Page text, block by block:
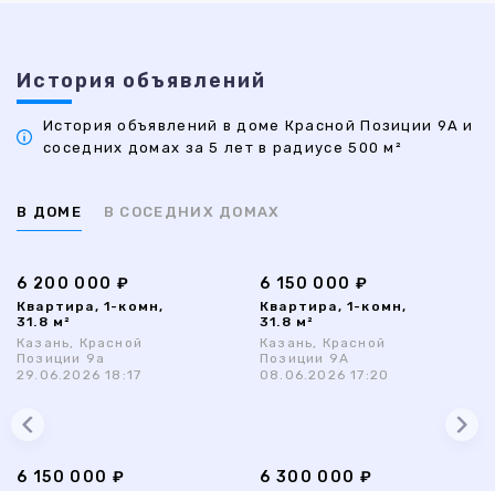
История объявлений
История объявлений в доме Красной Позиции 9А и
соседних домах за 5 лет в радиусе 500 м²
В ДОМЕ В СОСЕДНИХ ДОМАХ
6 200 000 ₽
Квартира, 1-комн,
31.8 м²
Казань, Красной
Позиции 9а
29.06.2026 18:17
6 150 000 ₽
Квартира, 1-комн,
31.8 м²
Казань, Красной
Позиции 9А
08.06.2026 17:20
6 150 000 ₽ 6 300 000 ₽